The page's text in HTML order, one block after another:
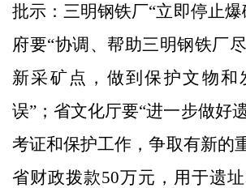
批示：三明钢铁厂“立即停止
府要“协调、帮助三明钢铁厂
新采矿点，做到保护文物和
误”；省文化厅要“进一步做好
考证和保护工作，争取有新的
省财政拨款50万元，用于遗